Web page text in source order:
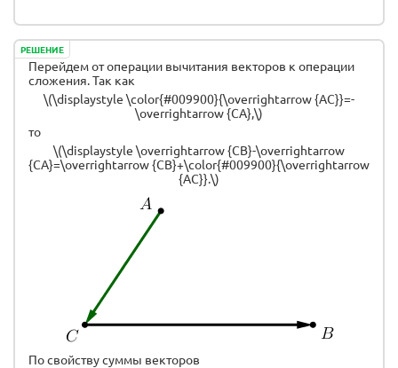
РЕШЕНИЕ
Перейдем от операции вычитания векторов к операции
сложения. Так как
\(\displaystyle \color{#009900}{\overrightarrow {AC}}=-
\overrightarrow {CA},\)
то
\(\displaystyle \overrightarrow {CB}-\overrightarrow
{CA}=\overrightarrow {CB}+\color{#009900}{\overrightarrow
{AC}}.\)
По свойству суммы векторов